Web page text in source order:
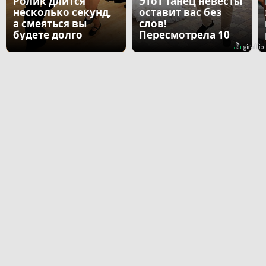
несколько секунд,
а смеяться вы
будете долго
оставит вас без
слов!
Пересмотрела 10